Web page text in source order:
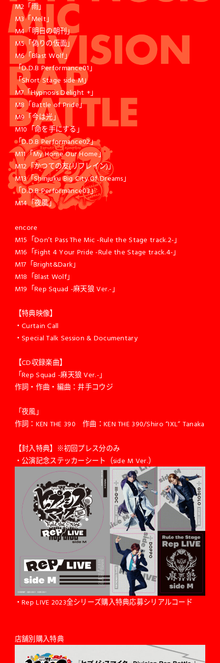
M2「雨」
M3「Melt」
M4「明日の朝刊」
M5「偽りの仮面」
M6「Blast Wolf」
「D.D.B Performance01」
「Short Stage side M」
M7「Hypnosis Delight +」
M8「Battle of Pride」
M9「今は光」
M10「命を手にする」
「D.D.B Performance02」
M11「My Home Our Home」
M12「かつての友(リフレイン)」
M13「Shinjuku Big City Of Dreams」
「D.D.B Performance03」
M14「夜風」
encore
M15「Don’t Pass The Mic -Rule the Stage track.2-」
M16「Fight 4 Your Pride -Rule the Stage track.4-」
M17「Bright&Dark」
M18「Blast Wolf」
M19「Rep Squad -麻天狼 Ver.-」
【特典映像】
・Curtain Call
・Special Talk Session & Documentary
【CD収録楽曲】
「Rep Squad -麻天狼 Ver.-」
作詞・作曲・編曲：井手コウジ
「夜風」
作詞：KEN THE 390 作曲：KEN THE 390/Shiro “IXL” Tanaka
【封入特典】※初回プレス分のみ
・公演記念ステッカーシート（side M Ver.）
・Rep LIVE 2023全シリーズ購入特典応募シリアルコード
店舗別購入特典